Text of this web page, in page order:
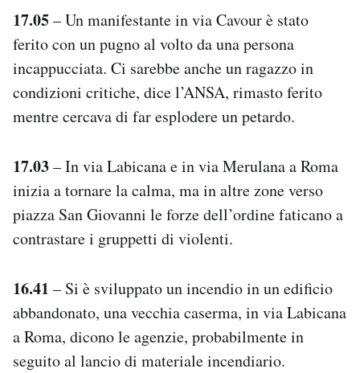
17.05– Un manifestante in via Cavour è stato
ferito con un pugno al volto da una persona
incappucciata. Ci sarebbe anche un ragazzo in
condizioni critiche, dice l’ANSA, rimasto ferito
mentre cercava di far esplodere un petardo.
17.03– In via Labicana e in via Merulana a Roma
inizia a tornare la calma, ma in altre zone verso
piazza San Giovanni le forze dell’ordine faticano a
contrastare i gruppetti di violenti.
16.41 – Si è sviluppato un incendio in un edificio
abbandonato, una vecchia caserma, in via Labicana
a Roma, dicono le agenzie, probabilmente in
seguito al lancio di materiale incendiario.